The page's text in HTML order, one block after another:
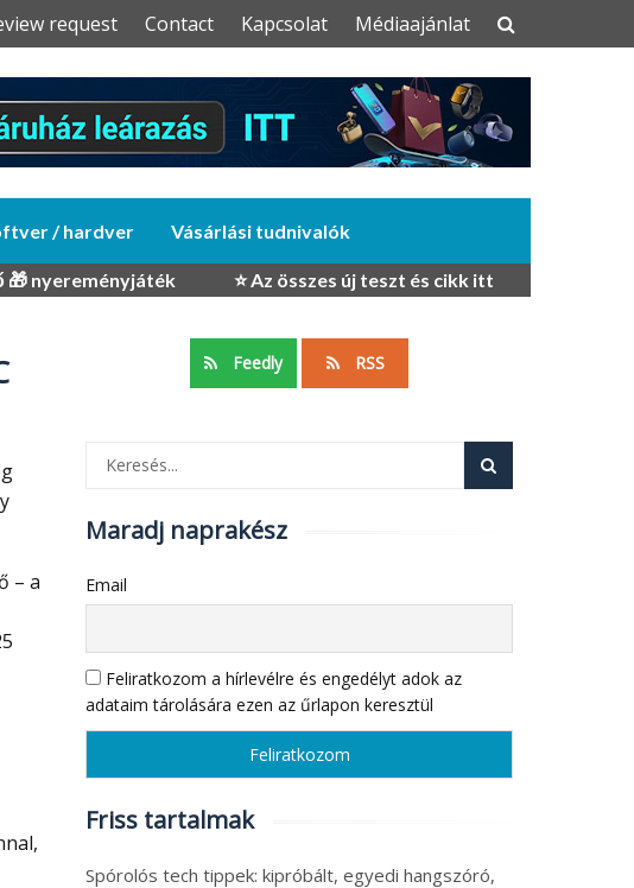
request Contact Kapcsolat Médiaajánlat
/ hardver Vásárlási tudnivalók
🎁 nyereményjáték ⭐ Az összes új teszt és cikk itt
Feedly RSS
Maradj naprakész
Email
Feliratkozom a hírlevélre és engedélyt adok az
adataim tárolására ezen az űrlapon keresztül
Friss tartalmak
Spórolós tech tippek: kipróbált, egyedi hangszóró,